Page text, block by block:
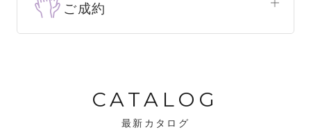
試着できます。
・振袖コンシェルジュが、振袖に合う小物や
バッグでお嬢様らしいコーディネートをご
ご成約
CATALOG
最新カタログ